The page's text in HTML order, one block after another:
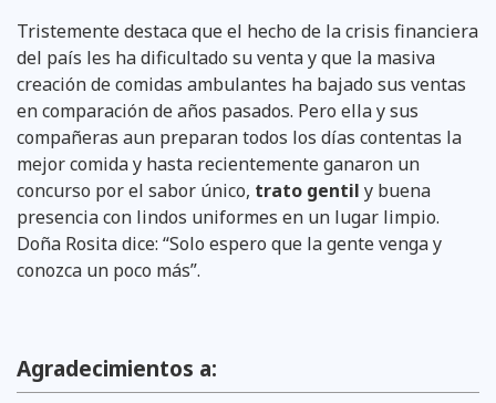
Tristemente destaca que el hecho de la crisis financiera
del país les ha dificultado su venta y que la masiva
creación de comidas ambulantes ha bajado sus ventas
en comparación de años pasados. Pero ella y sus
compañeras aun preparan todos los días contentas la
mejor comida y hasta recientemente ganaron un
concurso por el sabor único, trato gentil y buena
presencia con lindos uniformes en un lugar limpio.
Doña Rosita dice: “Solo espero que la gente venga y
conozca un poco más”.
Agradecimientos a: